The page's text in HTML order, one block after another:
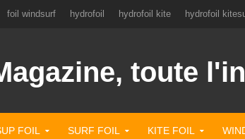
foil windsurf hydrofoil hydrofoil kite hydrofoil
FOIL SURF FOIL KITE FOIL